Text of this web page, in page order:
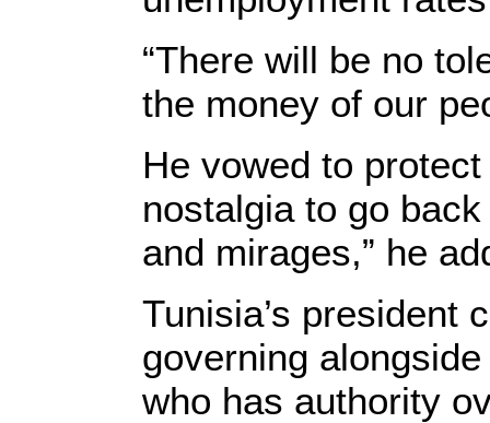
“There will be no
the money of our
He vowed to
nostalgia to go
and mirages,” he
Tunisia’s president
governing
who has authority